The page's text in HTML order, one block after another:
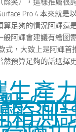
燦笑），這樣推薦很
Pro 4 本來就是
算足夠的情況阿輝還
般阿輝會建議有繪圖
式，大致上是阿輝
然預算足夠的話選擇